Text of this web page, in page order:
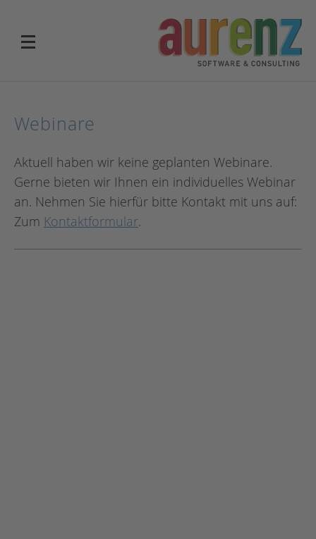
Webinare
Aktuell haben wir keine geplanten Webinare.
Gerne bieten wir Ihnen ein individuelles Webinar
an. Nehmen Sie hierfür bitte Kontakt mit uns auf:
Zum Kontaktformular.